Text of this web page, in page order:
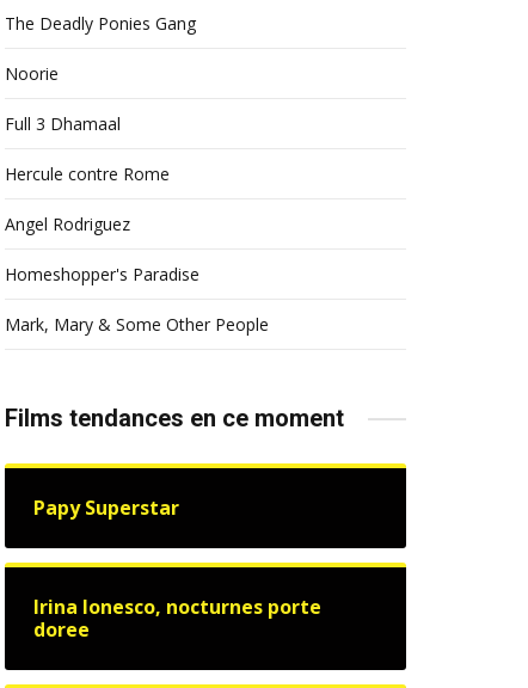
The Deadly Ponies Gang
Noorie
Full 3 Dhamaal
Hercule contre Rome
Angel Rodriguez
Homeshopper's Paradise
Mark, Mary & Some Other People
Films tendances en ce moment
Papy Superstar
Irina Ionesco, nocturnes porte
doree